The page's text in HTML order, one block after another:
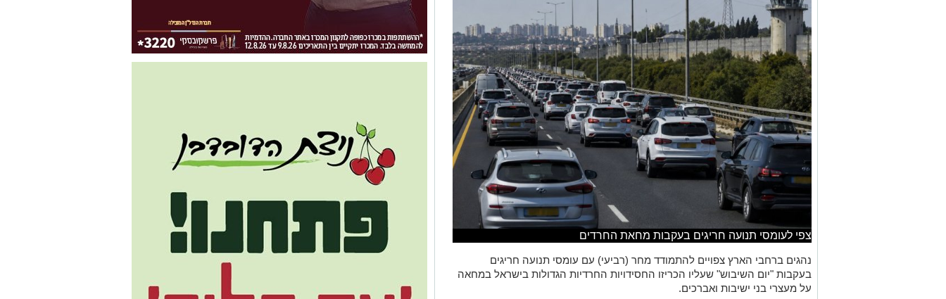
צפי לעומסי תנועה חריגים בעקבות מחאת החרדים
נהגים ברחבי הארץ צפויים להתמודד מחר (רביעי) עם עומסי תנועה חריגים
בעקבות "יום השיבוש" שעליו הכריזו החסידויות החרדיות הגדולות בישראל במחאה
על מעצרי בני ישיבות ואברכים.